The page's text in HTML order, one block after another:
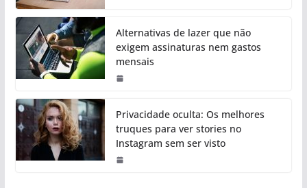
Alternativas de lazer que não
exigem assinaturas nem gastos
mensais
Privacidade oculta: Os melhores
truques para ver stories no
Instagram sem ser visto